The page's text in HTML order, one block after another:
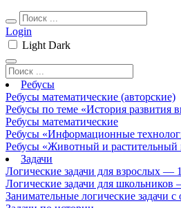
Login
Light Dark
Ребусы
Ребусы математические (авторские)
Ребусы по теме «История развития
Ребусы математические
Ребусы «Информационные
Ребусы «Животный и растительный
Задачи
Логические задачи для взрослых —
Логические задачи для школьников
Занимательные логические задачи с